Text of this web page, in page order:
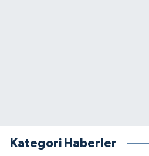
Kategori Haberler